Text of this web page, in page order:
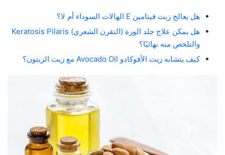
هل يعالج زيت فيتامين E الهالات السوداء أم لا؟
هل يمكن علاج جلد الوزة (التقرن الشعري) Keratosis Pilaris
والتلخص منه نهائيًا؟
كيف يتشابه زيت الأفوكادو Avocado Oil مع زيت الزيتون؟